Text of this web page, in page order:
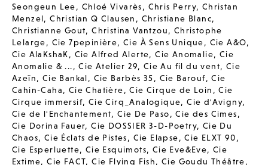
Seongeun Lee, Chloé Vivarès, Chris Perry, Christan
Menzel,Christian Q Clausen , Christiane Blanc,
Christianne Gout,Christina Vantzou, Christophe
Lelarge, Cie 7pepinière,Cie À Sens Unique, Cie A&O,
Cie AlaKshaK, Cie Alfred Alerte,Cie Anomalie, Cie
Anomalie & ...,Cie Atelier 29, Cie Au fil du vent, Cie
Azeïn, Cie Bankal, Cie Barbès 35, Cie Barouf,Cie
Cahin-Caha, Cie Chatière,Cie Cirque de Loin ,Cie
Cirque immersif, Cie Cirq_Analogique,Cie d'Avigny,
Cie de l'Enchantement,Cie De Paso,Cie des Cimes,
Cie Dorina Fauer,Cie DOSSIER 3-D-Poetry, Cie Du
Chaos, Cie Éclats de Pistes, Cie Elapse,Cie ELXT 90,
Cie Esperluette, Cie Esquimots, Cie Eve&Eve,Cie
Extime,Cie FACT,Cie Flying Fish,Cie Goudu Théâtre,